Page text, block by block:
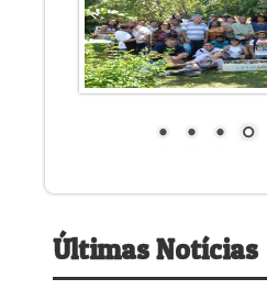
Últimas Notícias